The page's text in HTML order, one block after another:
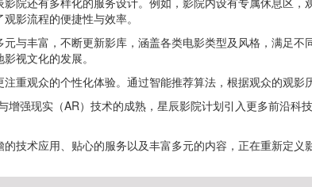
影流程的便捷性与效率。
与丰富，不断更新影库，涵盖各类电影类型及风格，满足
视文化的发展。
重观众的个性化体验。通过智能推荐算法，根据观众的观
增强现实（AR）技术的成熟，星辰影院计划引入更多前沿
技术应用、贴心的服务以及丰富多元的内容，正在重新定